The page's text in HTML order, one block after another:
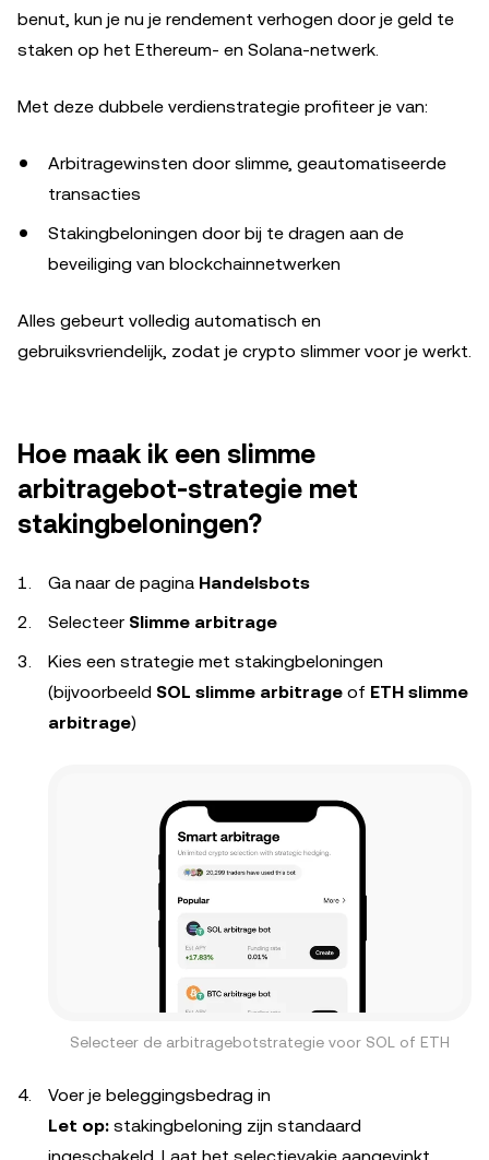
benut, kun je nu je rendement verhogen door je geld te
staken op het Ethereum- en Solana-netwerk.
Met deze dubbele verdienstrategie profiteer je van:
Arbitragewinsten door slimme, geautomatiseerde
transacties
Stakingbeloningen door bij te dragen aan de
beveiliging van blockchainnetwerken
Alles gebeurt volledig automatisch en
gebruiksvriendelijk, zodat je crypto slimmer voor je werkt.
Hoe maak ik een slimme
arbitragebot-strategie met
stakingbeloningen?
Ga naar de pagina Handelsbots
Selecteer Slimme arbitrage
Kies een strategie met stakingbeloningen
(bijvoorbeeld SOL slimme arbitrage of ETH slimme
arbitrage)
Selecteer de arbitragebotstrategie voor SOL of ETH
Voer je beleggingsbedrag in
Let op: stakingbeloning zijn standaard